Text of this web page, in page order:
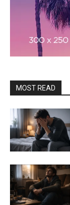
MOST READ